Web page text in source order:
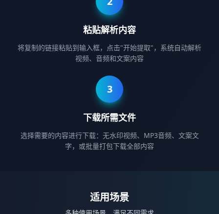
粘贴解析内容
将复制的链接粘贴到输入框，点击"开始提取"，系统自动解析
视频、音频和文案内容
3
下载所需文件
选择需要的内容进行下载：无水印视频、MP3音频、文案文
字，或批量打包下载全部内容
适用场景